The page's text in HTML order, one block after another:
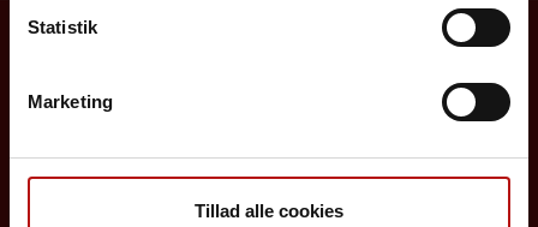
Statistik
Marketing
Tillad alle cookies